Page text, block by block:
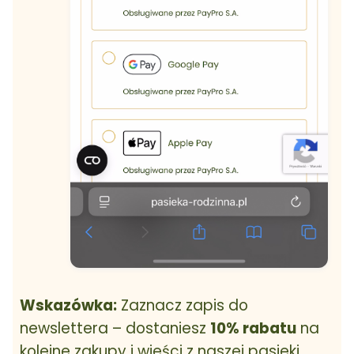
Wskazówka:Zaznacz zapis do
newslettera – dostaniesz 10% rabatuna